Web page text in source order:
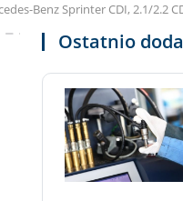
Benz Sprinter CDI, 2.1/2.2
Ostatnio